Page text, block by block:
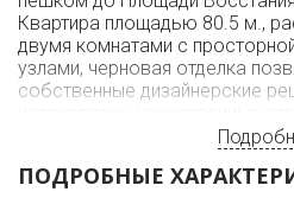
Квартира площадью 80.5 м.,
двумя комнатами с
узлами, черновая отделка
собственные дизайнерские
металлическая дверь с
По Суворовскому проспекту и
ПОДРОБНЫЕ